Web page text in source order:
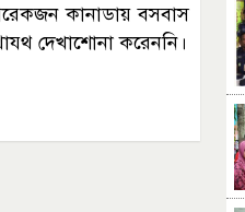
কানাডায় বসবাস
দেখাশোনা করেননি।